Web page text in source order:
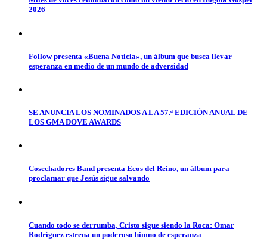
2026
Follow presenta «Buena Noticia», un álbum que busca llevar
esperanza en medio de un mundo de adversidad
SE ANUNCIA LOS NOMINADOS A LA 57.ª EDICIÓN ANUAL DE
LOS GMA DOVE AWARDS
Cosechadores Band presenta Ecos del Reino, un álbum para
proclamar que Jesús sigue salvando
Cuando todo se derrumba, Cristo sigue siendo la Roca: Omar
Rodríguez estrena un poderoso himno de esperanza